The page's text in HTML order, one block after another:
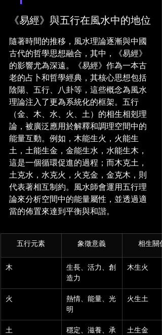
《易經》與五行在風水中的地位
隨著時間的推移，風水理論逐漸與中國
古代的哲學思想融合，其中，《易經》
的影響尤為深遠。《易經》作為一本古
老的占卜和哲學經典，其核心思想包括
陰陽、五行、八卦等，這些概念為風水
理論注入了更為系統化的框架。五行
（金、木、水、火、土）的相生相剋理
論，被廣泛應用於解釋和調理空間中的
能量互動。例如，木能生火，火能生
土，土能生金，金能生水，水能生木，
這是一個循環促進的過程；而木克土，
土克水，水克火，火克金，金克木，則
代表著相互制約。風水師會運用五行理
論來分析空間中的能量屬性，並透過適
當的佈置來達到平衡與和諧。
五行元素 象徵意義 相生關係
木
生長、活力、創
造力
木生火
火
熱情、能量、光
明
火生土
土
穩定、滋養、承
土生金